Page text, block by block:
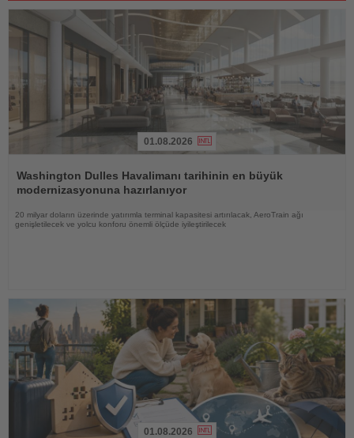
Oku
01.08.2026
Washington Dulles Havalimanı tarihinin en büyük
modernizasyonuna hazırlanıyor
20 milyar doların üzerinde yatırımla terminal kapasitesi artırılacak, AeroTrain ağı
genişletilecek ve yolcu konforu önemli ölçüde iyileştirilecek
01.08.2026